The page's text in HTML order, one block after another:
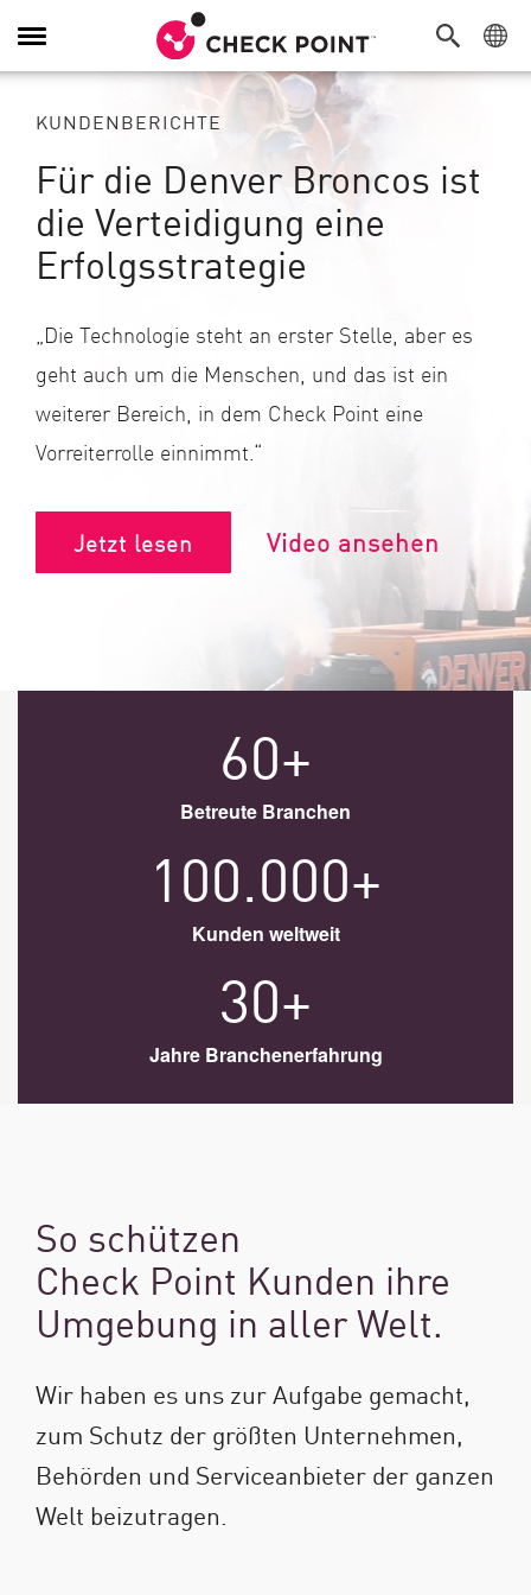
Navigation
umschalten
KUNDENBERICHTE
Für die Denver Broncos ist
die Verteidigung eine
Erfolgsstrategie
„Die Technologie steht an erster Stelle, aber es
geht auch um die Menschen, und das ist ein
weiterer Bereich, in dem Check Point eine
Vorreiterrolle einnimmt.“
Jetzt lesen Video ansehen
60+
Betreute Branchen
100.000+
Kunden weltweit
30+
Jahre Branchenerfahrung
So schützen
Check Point Kunden ihre
Umgebung in aller Welt.
Wir haben es uns zur Aufgabe gemacht,
zum Schutz der größten Unternehmen,
Behörden und Serviceanbieter der ganzen
Welt beizutragen.